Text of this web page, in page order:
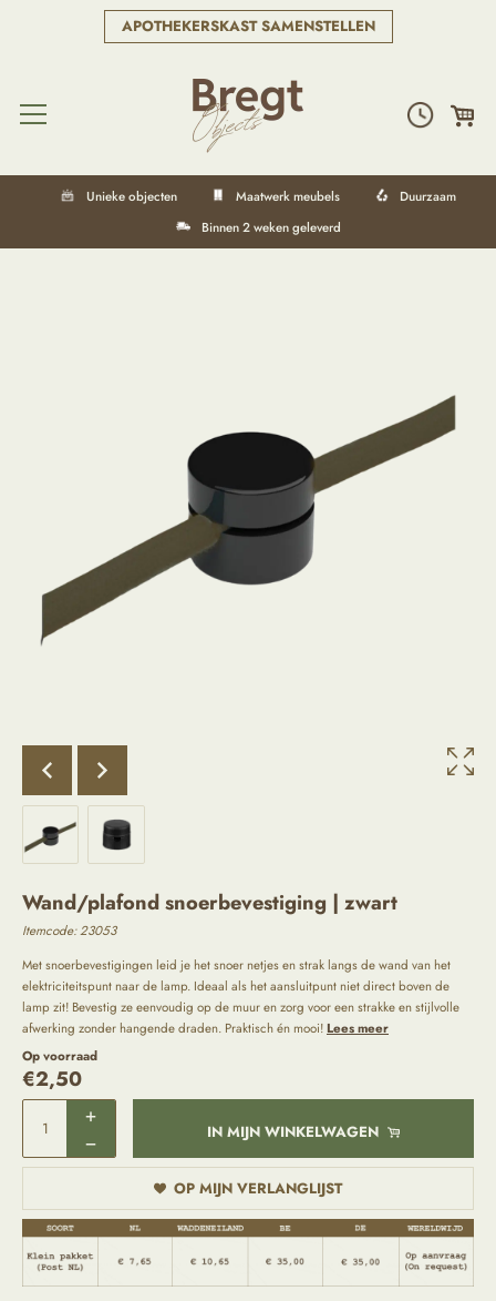
APOTHEKERSKAST SAMENSTELLEN
Unieke objecten Maatwerk meubels
Duurzaam
Binnen 2 weken geleverd
Wand/plafond snoerbevestiging | zwart
Itemcode:23053
Met snoerbevestigingen leid je het snoer netjes en strak langs de wand van het
elektriciteitspunt naar de lamp. Ideaal als het aansluitpunt niet direct boven de
lamp zit! Bevestig ze eenvoudig op de muur en zorg voor een strakke en stijlvolle
afwerking zonder hangende draden. Praktisch én mooi!Lees meer
Op voorraad
€2,50
IN MIJN WINKELWAGEN
OP MIJN VERLANGLIJST